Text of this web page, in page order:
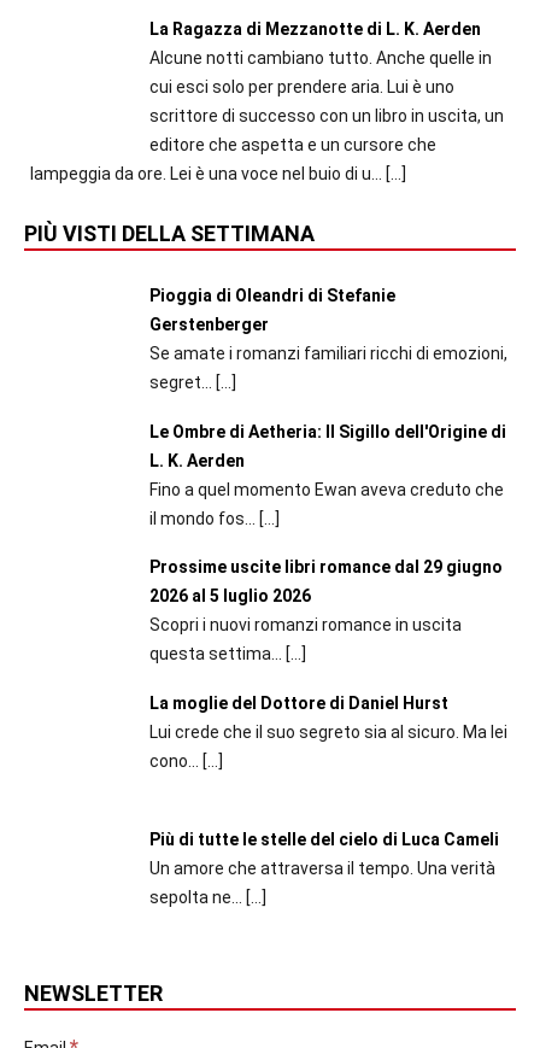
La Ragazza di Mezzanotte di L. K. Aerden
Alcune notti cambiano tutto. Anche quelle in
cui esci solo per prendere aria. Lui è uno
scrittore di successo con un libro in uscita, un
editore che aspetta e un cursore che
lampeggia da ore. Lei è una voce nel buio di u...
[…]
PIÙ VISTI DELLA SETTIMANA
Pioggia di Oleandri di Stefanie
Gerstenberger
Se amate i romanzi familiari ricchi di emozioni,
segret...
[…]
Le Ombre di Aetheria: Il Sigillo dell'Origine di
L. K. Aerden
Fino a quel momento Ewan aveva creduto che
il mondo fos...
[…]
Prossime uscite libri romance dal 29 giugno
2026 al 5 luglio 2026
Scopri i nuovi romanzi romance in uscita
questa settima... […]
La moglie del Dottore di Daniel Hurst
Lui crede che il suo segreto sia al sicuro. Ma lei
cono...
[…]
Più di tutte le stelle del cielo di Luca Cameli
Un amore che attraversa il tempo. Una verità
sepolta ne...
[…]
NEWSLETTER